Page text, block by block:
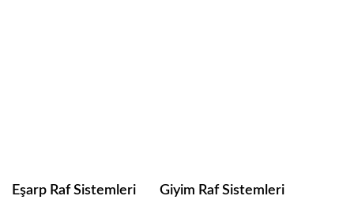
Eşarp Raf Sistemleri Giyim Raf Sistemleri